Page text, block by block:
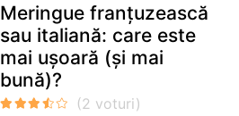
Meringue franțuzească
sau italiană: care este
mai ușoară (și mai
bună)?